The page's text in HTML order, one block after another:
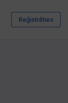
Reģistrēties